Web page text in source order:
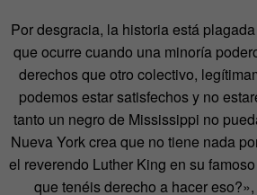
Por desgracia, la historia está
que ocurre cuando una minoría
derechos que otro colectivo,
podemos estar satisfechos y no
tanto un negro de Mississippi no
Nueva York crea que no tiene nada
el reverendo Luther King en su
que tenéis derecho a hacer